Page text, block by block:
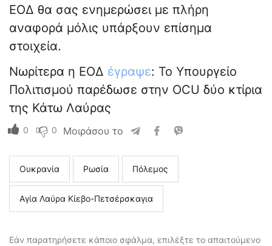
ΕΟΔ θα σας ενημερώσει με πλήρη
αναφορά μόλις υπάρξουν επίσημα
στοιχεία.
Νωρίτερα η ΕΟΔ έγραψε: Το Υπουργείο
Πολιτισμού παρέδωσε στην OCU δύο κτίρια
της Κάτω Λαύρας
0 0 Μοιράσου το
Ουκρανία Ρωσία Πόλεμος
Αγία Λαύρα Κίεβο-Πετσέρσκαγια
Εάν παρατηρήσετε κάποιο σφάλμα, επιλέξτε το απαιτούμενο